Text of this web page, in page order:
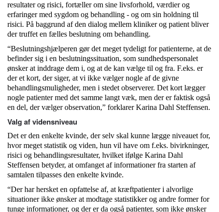
resultater og risici, fortæller om sine livsforhold, værdier og
erfaringer med sygdom og behandling - og om sin holdning til
risici. På baggrund af den dialog mellem kliniker og patient bliver
der truffet en fælles beslutning om behandling.
“Beslutningshjælperen gør det meget tydeligt for patienterne, at de
befinder sig i en beslutningssituation, som sundhedspersonalet
ønsker at inddrage dem i, og at de kan vælge til og fra. F.eks. er
der et kort, der siger, at vi ikke vælger nogle af de givne
behandlingsmuligheder, men i stedet observerer. Det kort lægger
nogle patienter med det samme langt væk, men der er faktisk også
en del, der vælger observation,” forklarer Karina Dahl Steffensen.
Valg af vidensniveau
Det er den enkelte kvinde, der selv skal kunne lægge niveauet for,
hvor meget statistik og viden, hun vil have om f.eks. bivirkninger,
risici og behandlingsresultater, hvilket ifølge Karina Dahl
Steffensen betyder, at omfanget af informationer fra starten af
samtalen tilpasses den enkelte kvinde.
“Der har hersket en opfattelse af, at kræftpatienter i alvorlige
situationer ikke ønsker at modtage statistikker og andre former for
tunge informationer, og der er da også patienter, som ikke ønsker